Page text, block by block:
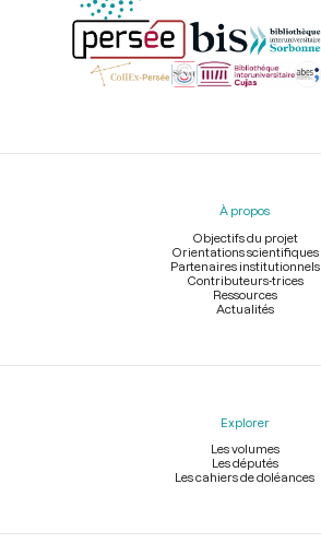
Menu
À propos
Objectifs du projet
Orientations scientifiques
Partenaires institutionnels
Contributeurs-trices
Ressources
Actualités
Explorer
Les volumes
Les députés
Les cahiers de doléances